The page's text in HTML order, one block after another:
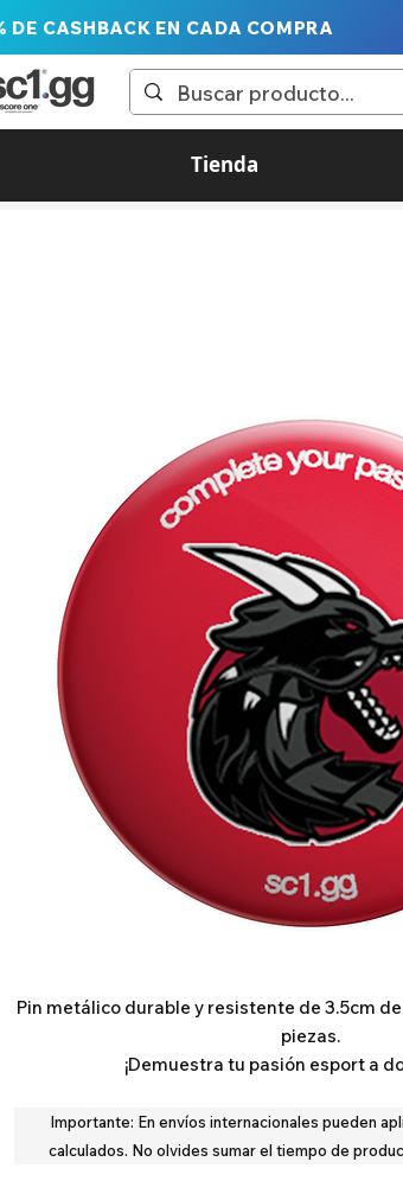
DE CASHBACK EN CADA COMPRA
Tienda
Pin metálico durable y resistente de 3.5cm
piezas.
¡Demuestra tu pasión esport a
Importante: En envíos internacionales pueden
calculados. No olvides sumar el tiempo de